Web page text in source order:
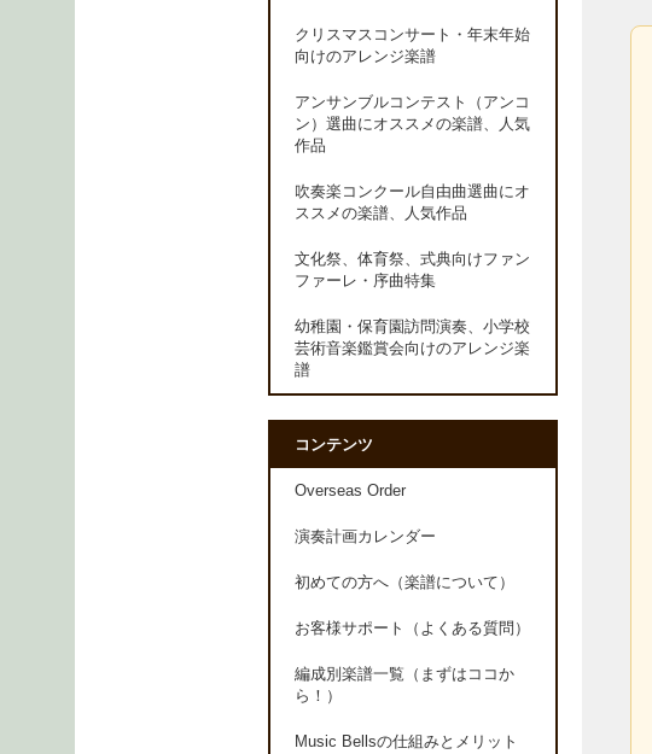
クリスマスコンサート・年末年始
向けのアレンジ楽譜
アンサンブルコンテスト（アンコ
ン）選曲にオススメの楽譜、人気
作品
吹奏楽コンクール自由曲選曲にオ
ススメの楽譜、人気作品
文化祭、体育祭、式典向けファン
ファーレ・序曲特集
幼稚園・保育園訪問演奏、小学校
芸術音楽鑑賞会向けのアレンジ楽
譜
コンテンツ
Overseas Order
演奏計画カレンダー
初めての方へ（楽譜について）
お客様サポート（よくある質問）
編成別楽譜一覧（まずはココか
ら！）
Music Bellsの仕組みとメリット